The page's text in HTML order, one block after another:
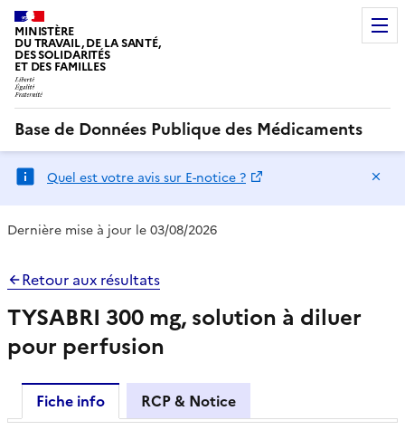
MINISTÈRE
DU TRAVAIL, DE LA SANTÉ,
DES SOLIDARITÉS
ET DES FAMILLES
Base de Données Publique des Médicaments
Quel est votre avis sur E-notice ?
Dernière mise à jour le 03/08/2026
Retour aux résultats
TYSABRI 300 mg, solution à diluer
pour perfusion
Fiche info
RCP & Notice